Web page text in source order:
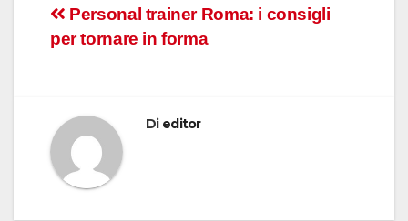
Navigazione
articoli
Personal trainer Roma: i consigli
per tornare in forma
Di editor